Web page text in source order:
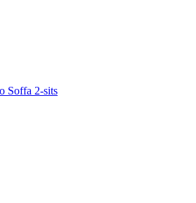
Soffa 2-sits